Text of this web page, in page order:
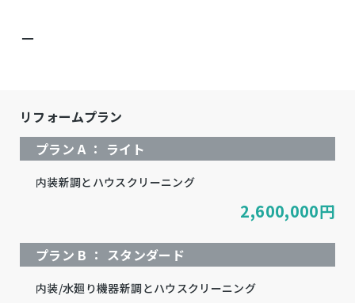
－
リフォームプラン
プラン A ： ライト
内装新調とハウスクリーニング
2,600,000円
プラン B ： スタンダード
内装/水廻り機器新調とハウスクリーニング